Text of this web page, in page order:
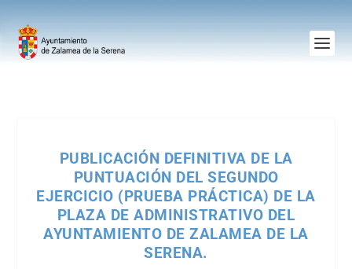
PUBLICACIÓN DEFINITIVA DE LA
PUNTUACIÓN DEL SEGUNDO
EJERCICIO (PRUEBA PRÁCTICA) DE LA
PLAZA DE ADMINISTRATIVO DEL
AYUNTAMIENTO DE ZALAMEA DE LA
SERENA.